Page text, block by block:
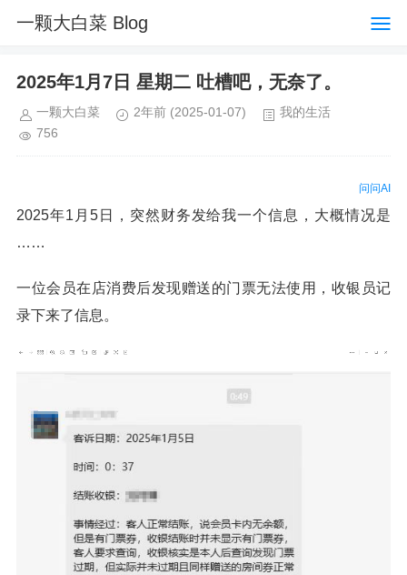
一颗大白菜 Blog
2025年1月7日 星期二 吐槽吧，无奈了。
一颗大白菜 2年前 (2025-01-07)
我的生活
756
问问AI
2025年1月5日，突然财务发给我一个信息，大概情况是
……
一位会员在店消费后发现赠送的门票无法使用，收银员记
录下来了信息。